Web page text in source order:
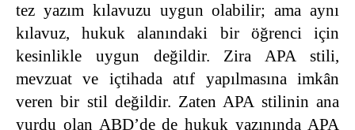
tez yazım kılavuzu uygun olabilir; ama aynı
kılavuz, hukuk alanındaki bir öğrenci için
kesinlikle uygun değildir. Zira APA stili,
mevzuat ve içtihada atıf yapılmasına imkân
veren bir stil değildir. Zaten APA stilinin ana
yurdu olan ABD’de de hukuk yazınında APA